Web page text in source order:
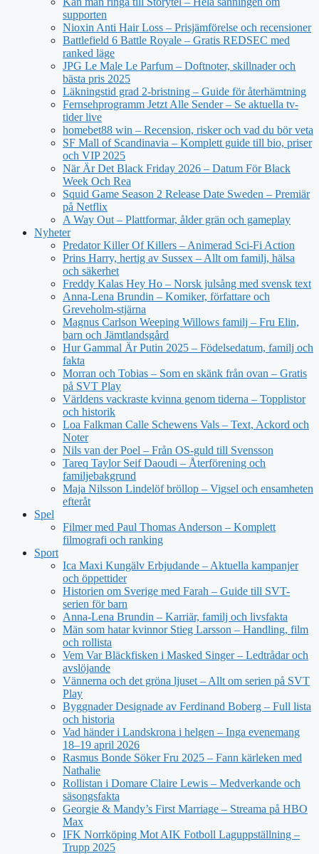
supporten
Nioxin Anti Hair Loss – Prisjämförelse och recensioner
Battlefield 6 Battle Royale – Gratis REDSEC med
ranked läge
JPG Le Male Le Parfum – Doftnoter, skillnader och
bästa pris 2025
Läkningstid grad 2-bristning – Guide för återhämtning
Fernsehprogramm Jetzt Alle Sender – Se aktuella tv-
tider live
homebet88 win – Recension, risker och vad du bör veta
SF Mall of Scandinavia – Komplett guide till bio, priser
och VIP 2025
När Är Det Black Friday 2026 – Datum För Black
Week Och Rea
Squid Game Season 2 Release Date Sweden – Premiär
på Netflix
A Way Out – Plattformar, ålder grän och gameplay
Nyheter
Predator Killer Of Killers – Animerad Sci-Fi Action
Prins Harry, hertig av Sussex – Allt om familj, hälsa
och säkerhet
Freddy Kalas Hey Ho – Norsk julsång med svensk text
Anna-Lena Brundin – Komiker, författare och
Greveholm-stjärna
Magnus Carlson Weeping Willows familj – Fru Elin,
barn och Jämtlandsgård
Hur Gammal Är Putin 2025 – Födelsedatum, familj och
fakta
Morran och Tobias – Som en skänk från ovan – Gratis
på SVT Play
Världens vackraste kvinna genom tiderna – Topplistor
och historik
Loa Falkman Calle Schewens Vals – Text, Ackord och
Noter
Nils van der Poel – Från OS-guld till Svensson
Tareq Taylor Seif Daoudi – Återförening och
familjebakgrund
Maja Nilsson Lindelöf bröllop – Vigsel och ensamheten
efteråt
Spel
Filmer med Paul Thomas Anderson – Komplett
filmografi och ranking
Sport
Ica Maxi Kungälv Erbjudande – Aktuella kampanjer
och öppettider
Historien om Sverige med Farah – Guide till SVT-
serien för barn
Anna-Lena Brundin – Karriär, familj och livsfakta
Män som hatar kvinnor Stieg Larsson – Handling, film
och rollista
Vem Var Bläckfisken i Masked Singer – Ledtrådar och
avslöjande
Vännerna och det gröna ljuset – Allt om serien på SVT
Play
Byggnader Designade av Ferdinand Boberg – Full lista
och historia
Vad händer i Landskrona i helgen – Inga evenemang
18–19 april 2026
Rasmus Bonde Söker Fru 2025 – Fann kärleken med
Nathalie
Rollistan i Domare Claire Lewis – Medverkande och
säsongsfakta
Georgie & Mandy’s First Marriage – Streama på HBO
Max
IFK Norrköping Mot AIK Fotboll Laguppställning –
Trupp 2025